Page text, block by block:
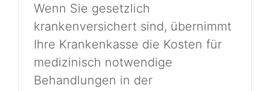
Wenn Sie gesetzlich
krankenversichert sind, übernimmt
Ihre Krankenkasse die Kosten für
medizinisch notwendige
Behandlungen in der